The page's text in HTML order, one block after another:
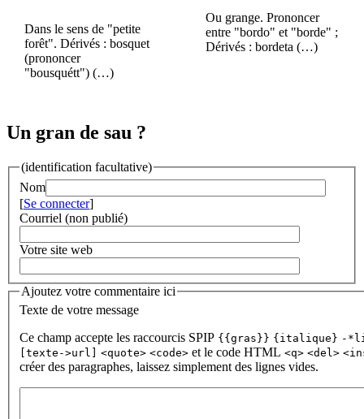
Dans le sens de "petite
forêt". Dérivés : bosquet
(prononcer
"bousquétt") (…)
Ou grange. Prononcer
entre "bordo" et "borde" ;
Dérivés : bordeta (…)
Un gran de sau ?
(identification facultative)
Nom
[Se connecter]
Courriel (non publié)
Votre site web
Ajoutez votre commentaire ici
Texte de votre message
Ce champ accepte les raccourcis SPIP {{gras}} {italique} -
[texte->url]
<quote> <code> et le code HTML <q> <del>
créer des paragraphes, laissez simplement des lignes vides.